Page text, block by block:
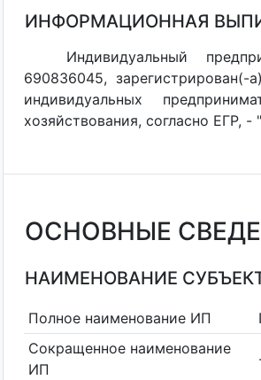
ИНФОРМАЦИОННАЯ
Индивидуальный
690836045,
индивидуальных
хозяйствования, согласно ЕГР,
ОСНОВНЫЕ
НАИМЕНОВАНИЕ
Полное наименование ИП
Сокращенное наименование
ИП